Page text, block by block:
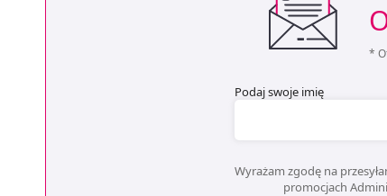
*
Podaj swoje imię
Wyrażam zgodę na
promocjach